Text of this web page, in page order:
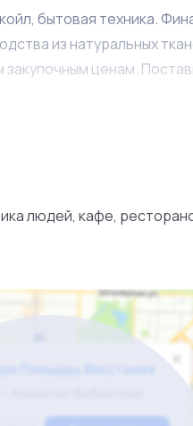
бытовая техника.
из натуральных
ценам.
основных
людей, кафе,